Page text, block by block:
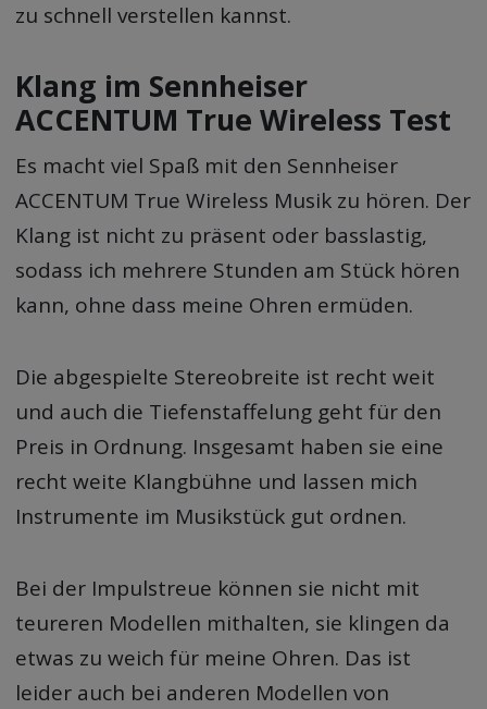
zu schnell verstellen kannst.
Klang im Sennheiser
ACCENTUM True Wireless Test
Es macht viel Spaß mit den Sennheiser
ACCENTUM True Wireless Musik zu hören. Der
Klang ist nicht zu präsent oder basslastig,
sodass ich mehrere Stunden am Stück hören
kann, ohne dass meine Ohren ermüden.
Die abgespielte Stereobreite ist recht weit
und auch die Tiefenstaffelung geht für den
Preis in Ordnung. Insgesamt haben sie eine
recht weite Klangbühne und lassen mich
Instrumente im Musikstück gut ordnen.
Bei der Impulstreue können sie nicht mit
teureren Modellen mithalten, sie klingen da
etwas zu weich für meine Ohren. Das ist
leider auch bei anderen Modellen von